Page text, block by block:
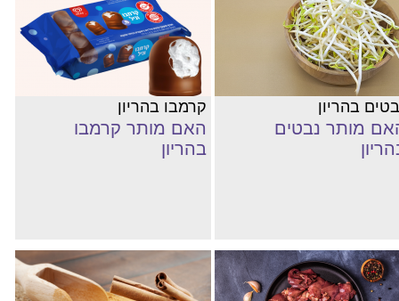
בהריון
מותר נבטים
קרמבו בהריון
האם מותר קרמבו
בהריון